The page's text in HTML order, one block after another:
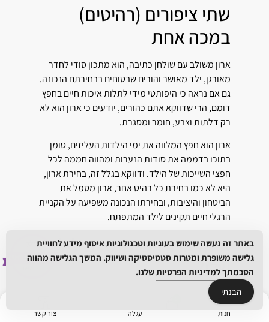
שתי ציפורים (רהיטים)
במכה אחת
ארון משולב עם שולחן כתיבה, הוא מתכון סודי לחדר
מאורגן, ילד מאושר והורים שבטוחים בבחירתם הנכונה.
גם אם נראה כי היפותטי מידי לתלות איכות חיים בחפץ
דומם, הרי שדווקא אתם כהורים, יודעים כי ארון הוא לא
רק דלתות וצבע, חומר ומסגרת.
ארון הוא חפץ המלווה את ימי הילדות העליזים, טומן
בתוכו בדממה את סודות הנערות ומהווה חממה לכל
חפצי השייכות של הילד. ודווקא בגלל זה, בחירת ארון,
היא לא כמו בחירת כל רהיט אחר, ארון מסמל את
הביטחון והיציבות, ובחירתו הנכונה משפיעה על הקניית
הרגלי חיים תקינים לילד המתפתח.
איזה ארון הכי מתאים לילד
שלי?
כמה שאנחנו רוצים ארון יפיפה ועדכני, הרי שלא פחות
מכך אנחנו מעוניינים בארון שינצל היטב את החלל,
חנות עגלה צור קשר
באתר זה נעשה שימוש בעוגיות וטכנולוגיות איסוף מידע לחוויית
גלישה משופרת ומטרות סטטיסטיקה ושיווק. המשך הגלישה מהווה
הסכמתךלמדיניות הפרטיותשלנו.
הבנתי